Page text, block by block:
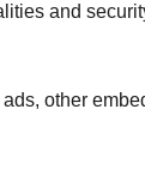
and
other